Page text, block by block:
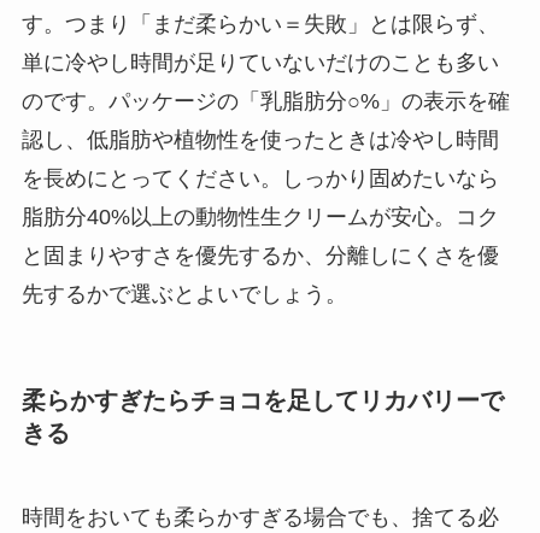
す。つまり「まだ柔らかい＝失敗」とは限らず、
単に冷やし時間が足りていないだけのことも多い
のです。パッケージの「乳脂肪分○%」の表示を確
認し、低脂肪や植物性を使ったときは冷やし時間
を長めにとってください。しっかり固めたいなら
脂肪分40%以上の動物性生クリームが安心。コク
と固まりやすさを優先するか、分離しにくさを優
先するかで選ぶとよいでしょう。
柔らかすぎたらチョコを足してリカバリーで
きる
時間をおいても柔らかすぎる場合でも、捨てる必